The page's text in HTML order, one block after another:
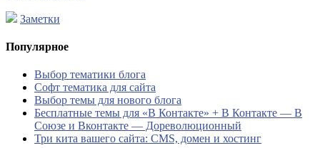
Заметки
Популярное
Выбор тематики блога
Софт тематика для сайта
Выбор темы для нового блога
Бесплатные темы для «В Контакте» + В Контакте — В
Союзе и Вконтакте — Дореволюционный
Три кита вашего сайта: CMS, домен и хостинг